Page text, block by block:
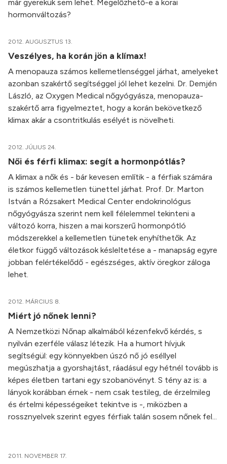
már gyerekük sem lehet. Megelőzhető-e a korai
hormonváltozás?
2012. AUGUSZTUS 13.
Veszélyes, ha korán jön a klímax!
A menopauza számos kellemetlenséggel járhat, amelyeket
azonban szakértő segítséggel jól lehet kezelni. Dr. Demjén
László, az Oxygen Medical nőgyógyásza, menopauza-
szakértő arra figyelmeztet, hogy a korán bekövetkező
klimax akár a csontritkulás esélyét is növelheti.
2012. JÚLIUS 24.
Női és férfi klimax: segít a hormonpótlás?
A klimax a nők és - bár kevesen említik - a férfiak számára
is számos kellemetlen tünettel járhat. Prof. Dr. Marton
István a Rózsakert Medical Center endokrinológus
nőgyógyásza szerint nem kell félelemmel tekinteni a
változó korra, hiszen a mai korszerű hormonpótló
módszerekkel a kellemetlen tünetek enyhíthetők. Az
életkor függő változások késleltetése a - manapság egyre
jobban felértékelődő - egészséges, aktív öregkor záloga
lehet.
2012. MÁRCIUS 8.
Miért jó nőnek lenni?
A Nemzetközi Nőnap alkalmából kézenfekvő kérdés, s
nyilván ezerféle válasz létezik. Ha a humort hívjuk
segítségül: egy könnyekben úszó nő jó eséllyel
megúszhatja a gyorshajtást, ráadásul egy hétnél tovább is
képes életben tartani egy szobanövényt. S tény az is: a
lányok korábban érnek - nem csak testileg, de érzelmileg
és értelmi képességeiket tekintve is -, miközben a
rossznyelvek szerint egyes férfiak talán sosem nőnek fel...
2011. NOVEMBER 17.